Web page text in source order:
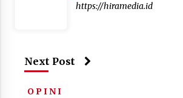
https://hiramedia.id
Next Post
O P I N I